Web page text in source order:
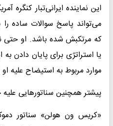
این نماینده ایرانی‌تبار
می‌تواند پاسخ سوالات ساده
که مرتکبش شده باشد. او حتی
یا استراتژی برای پایان دادن
موارد مربوط به استیضاح علیه
پیشتر همچنین سناتورهایی
«کریس ون هولن» سناتور